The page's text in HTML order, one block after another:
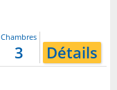
Chambres
3 Détails